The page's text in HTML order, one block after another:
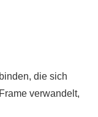
die sich
verwandelt,